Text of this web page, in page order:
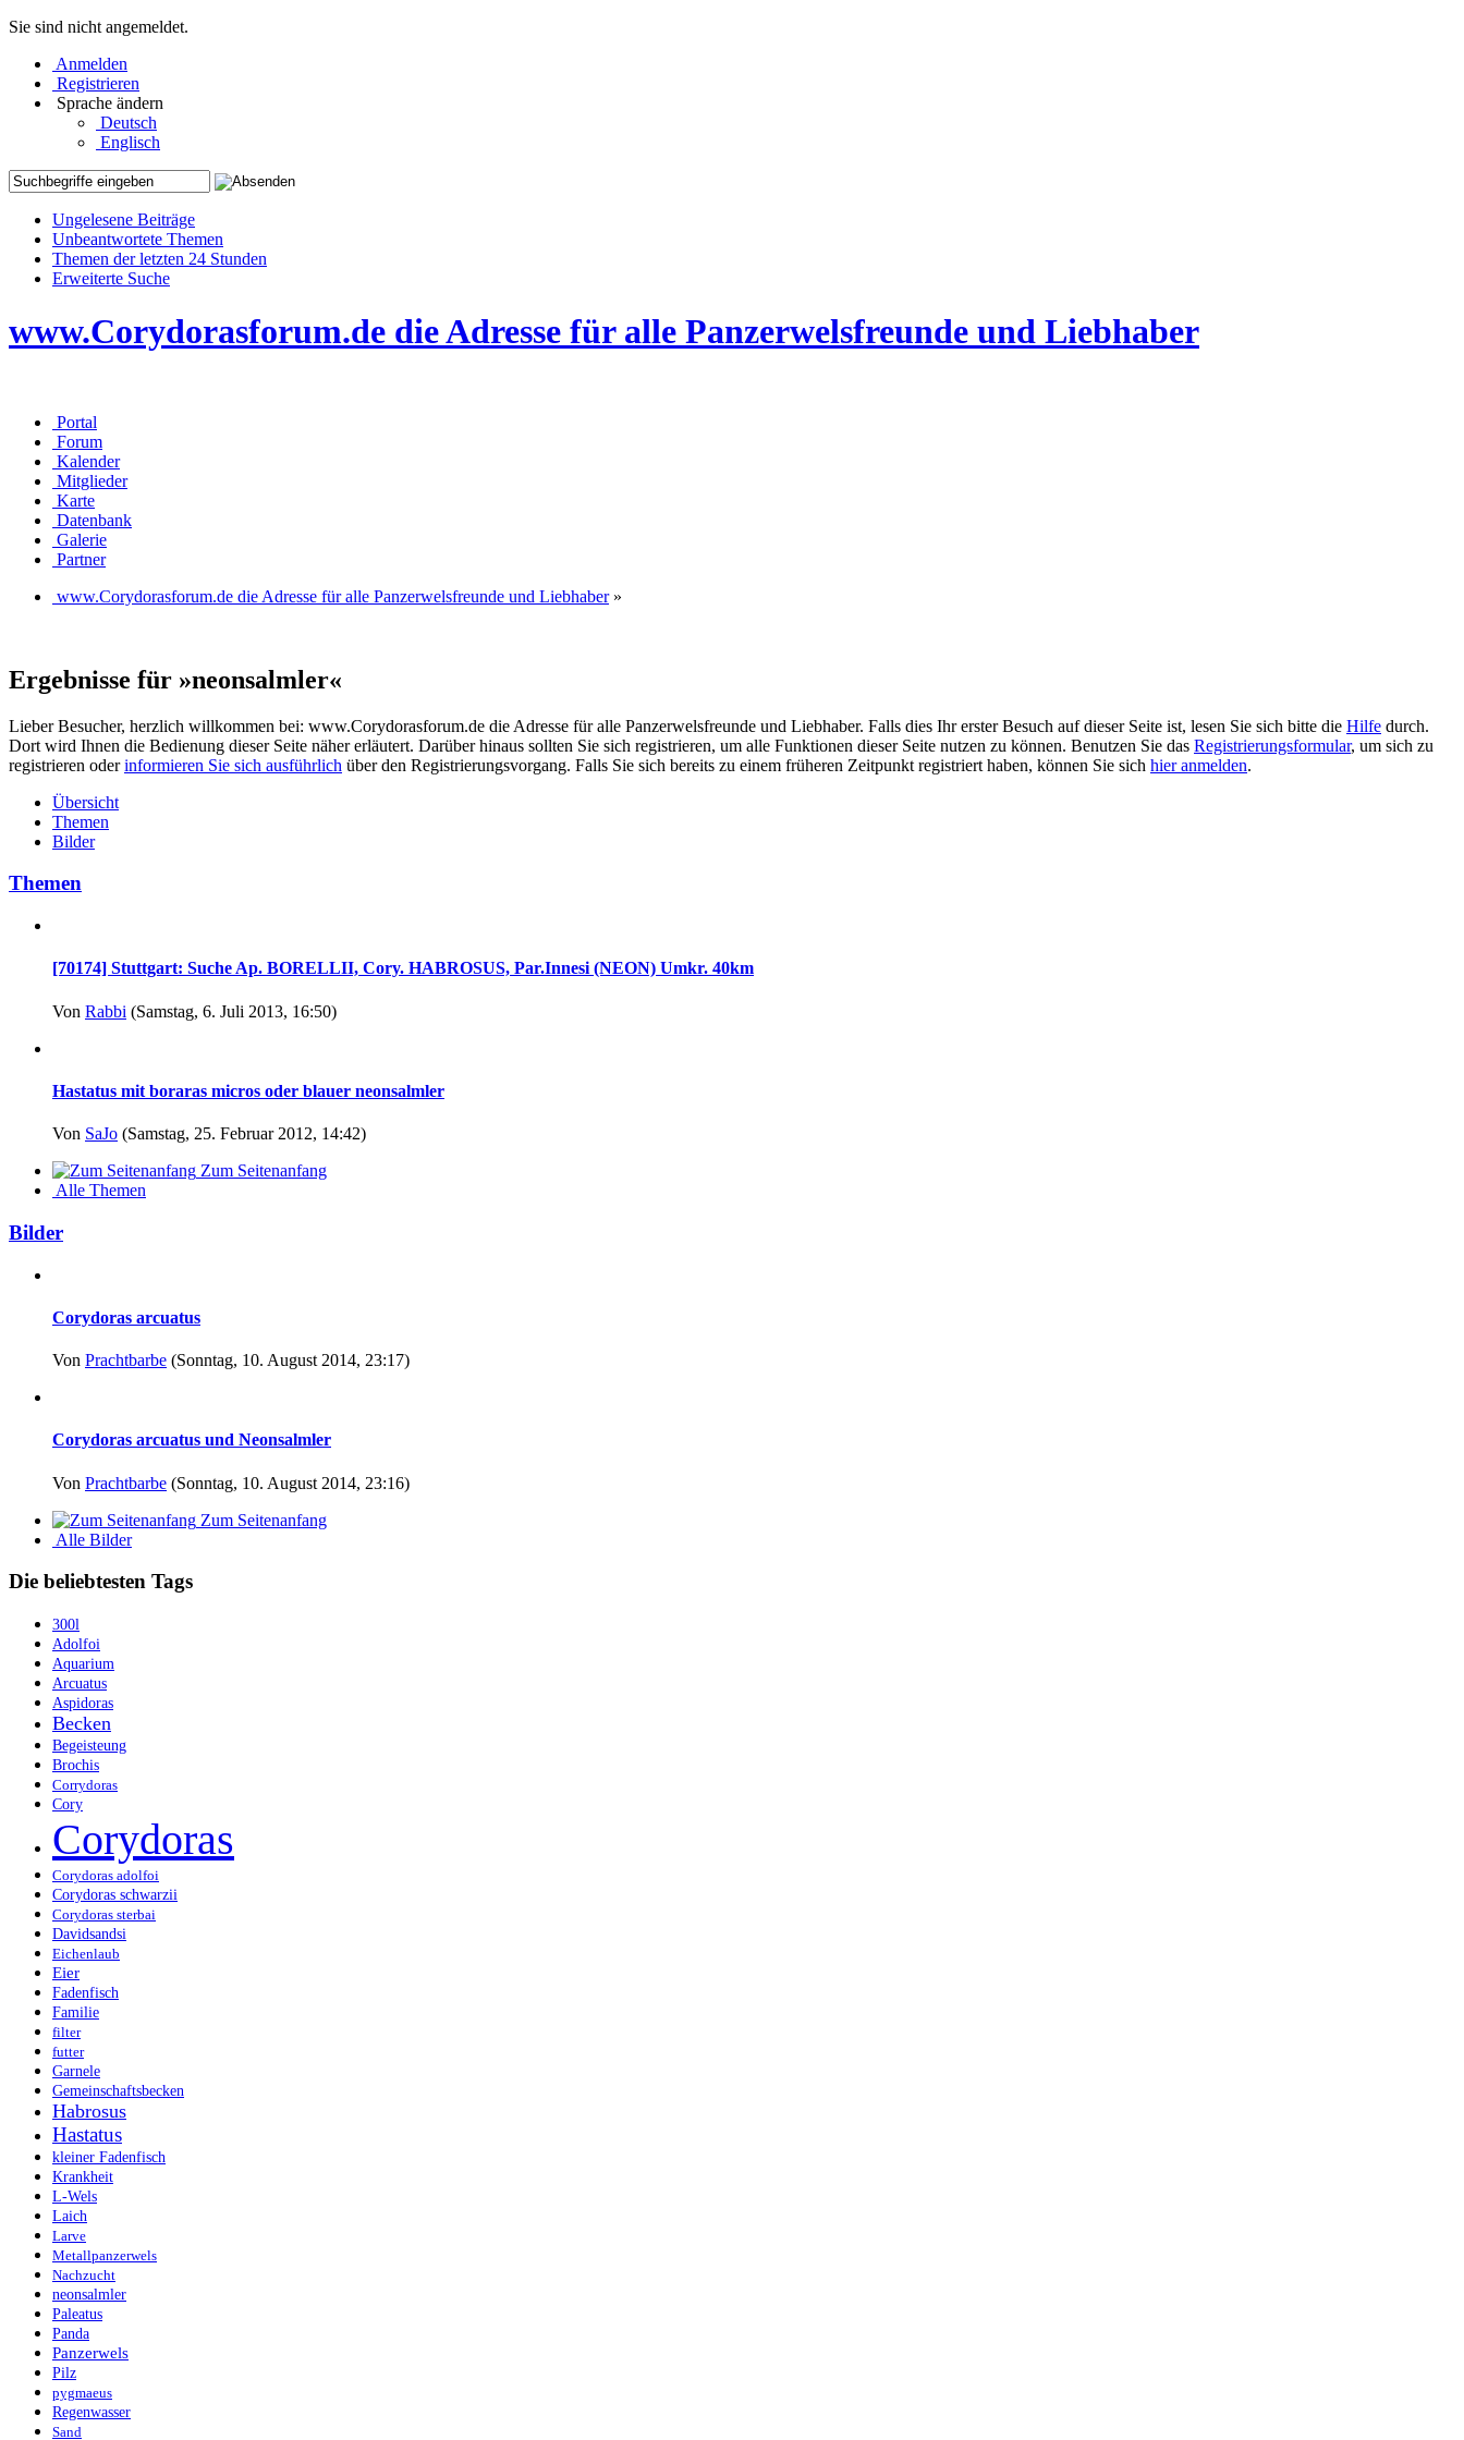
Sie sind nicht angemeldet.
Anmelden
Registrieren
Sprache ändern
Deutsch
Englisch
Ungelesene Beiträge
Unbeantwortete Themen
Themen der letzten 24 Stunden
Erweiterte Suche
www.Corydorasforum.de die Adresse für alle Panzerwelsfreunde und Liebhaber
Portal
Forum
Kalender
Mitglieder
Karte
Datenbank
Galerie
Partner
www.Corydorasforum.de die Adresse für alle Panzerwelsfreunde und Liebhaber»
Ergebnisse für »neonsalmler«
Lieber Besucher, herzlich willkommen bei: www.Corydorasforum.de die Adresse für alle Panzerwelsfreunde und Liebhaber. Falls dies Ihr erster Besuch auf dieser Seite ist, lesen Sie sich bitte die Hilfe durch.
Dort wird Ihnen die Bedienung dieser Seite näher erläutert. Darüber hinaus sollten Sie sich registrieren, um alle Funktionen dieser Seite nutzen zu können. Benutzen Sie das Registrierungsformular, um sich zu
registrieren oderinformieren Sie sich ausführlich über den Registrierungsvorgang. Falls Sie sich bereits zu einem früheren Zeitpunkt registriert haben, können Sie sich hier anmelden.
Übersicht
Themen
Bilder
Themen
[70174] Stuttgart: Suche Ap. BORELLII, Cory. HABROSUS, Par.Innesi (NEON) Umkr. 40km
Von Rabbi (Samstag, 6. Juli 2013, 16:50)
Hastatus mit boraras micros oder blauer neonsalmler
Von SaJo (Samstag, 25. Februar 2012, 14:42)
Zum Seitenanfang
Alle Themen
Bilder
Corydoras arcuatus
Von Prachtbarbe (Sonntag, 10. August 2014, 23:17)
Corydoras arcuatus und Neonsalmler
Von Prachtbarbe (Sonntag, 10. August 2014, 23:16)
Zum Seitenanfang
Alle Bilder
Die beliebtesten Tags
300l
Adolfoi
Aquarium
Arcuatus
Aspidoras
Becken
Begeisteung
Brochis
Corrydoras
Cory
Corydoras
Corydoras adolfoi
Corydoras schwarzii
Corydoras sterbai
Davidsandsi
Eichenlaub
Eier
Fadenfisch
Familie
filter
futter
Garnele
Gemeinschaftsbecken
Habrosus
Hastatus
kleiner Fadenfisch
Krankheit
L-Wels
Laich
Larve
Metallpanzerwels
Nachzucht
neonsalmler
Paleatus
Panda
Panzerwels
Pilz
pygmaeus
Regenwasser
Sand